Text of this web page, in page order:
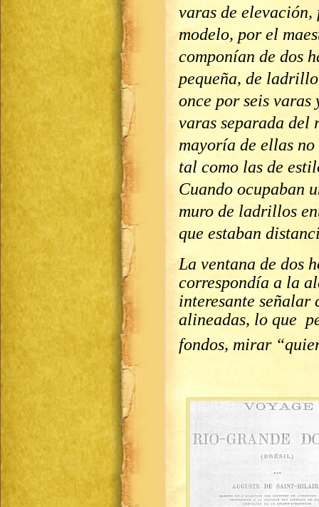
varas de elevación,
modelo, por el
componían de dos
pequeña, de
once por seis varas
varas separada del
mayoría de ellas
tal como las de
Cuando ocupaban
muro de ladrillos
que estaban
La ventana de dos
correspondía a la
interesante señalar
alineadas, lo que
fondos, mirar